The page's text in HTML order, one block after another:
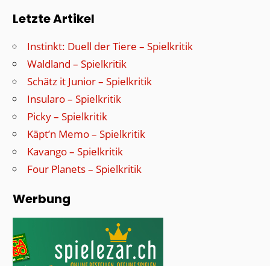
Letzte Artikel
Instinkt: Duell der Tiere – Spielkritik
Waldland – Spielkritik
Schätz it Junior – Spielkritik
Insularo – Spielkritik
Picky – Spielkritik
Käpt’n Memo – Spielkritik
Kavango – Spielkritik
Four Planets – Spielkritik
Werbung